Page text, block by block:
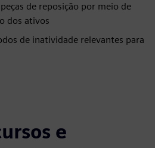
de reposição por meio de
dos ativos
de inatividade relevantes para
e